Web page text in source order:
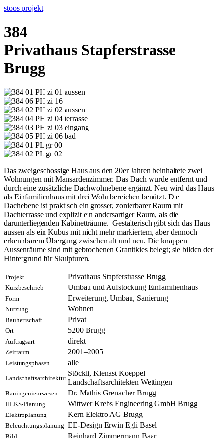
stoos projekt
384
Privathaus Stapferstrasse
Brugg
Das zweigeschossige Haus aus den 20er Jahren beinhaltete zwei
Wohnungen mit Mansardenzimmer. Das Dach wurde entfernt und
durch eine zusätzliche Dachwohnebene ergänzt. Neu wird das Haus
als Einfamilienhaus mit drei Wohnbereichen benützt. Die
Dachebene ist praktisch ein grosser, zonierbarer Raum mit
Dachterrasse und explizit ein andersartiger Raum, als die
darunterliegenden Kabinetträume. Gestalterisch gibt sich das Haus
aussen als ein Kubus mit nicht mehr markiertem, aber dennoch
erkennbarem Übergang zwischen alt und neu. Die knappen
Aussenräume sind mit gebrochenen Granitkies belegt; sie bilden der
Hintergrund für Skulpturen.
Projekt Privathaus Stapferstrasse Brugg
Kurzbeschrieb Umbau und Aufstockung Einfamilienhaus
Form Erweiterung, Umbau, Sanierung
Nutzung Wohnen
Bauherrschaft Privat
Ort 5200 Brugg
Auftragsart direkt
Zeitraum 2001–2005
Leistungsphasen alle
Landschaftsarchitektur
Stöckli, Kienast Koeppel
Landschaftsarchitekten Wettingen
Bauingenieurwesen Dr. Mathis Grenacher Brugg
HLKS-Planung Wittwer Krebs Engineering GmbH Brugg
Elektroplanung Kern Elektro AG Brugg
Beleuchtungsplanung EE-Design Erwin Egli Basel
Bild Reinhard Zimmermann Baar